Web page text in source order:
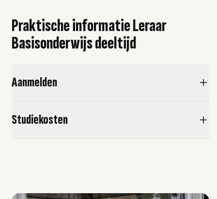
Praktische informatie Leraar
Basisonderwijs deeltijd
Aanmelden
Studiekosten